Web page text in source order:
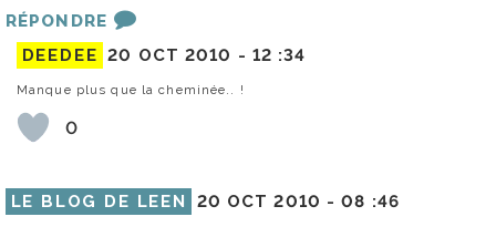
RÉPONDRE
DEEDEE 20 OCT 2010 - 12 :34
Manque plus que la cheminée.. !
0
LE BLOG DE LEEN 20 OCT 2010 -08 :46